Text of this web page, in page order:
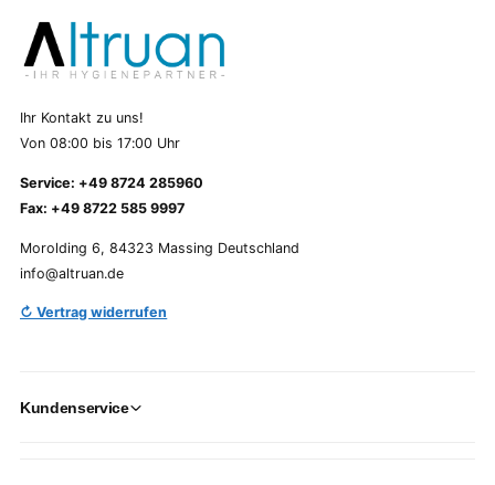
Ihr Kontakt zu uns!
Von 08:00 bis 17:00 Uhr
Service: +49 8724 285960
Fax: +49 8722 585 9997
Morolding 6, 84323 Massing Deutschland
info@altruan.de
↻ Vertrag widerrufen
Kundenservice